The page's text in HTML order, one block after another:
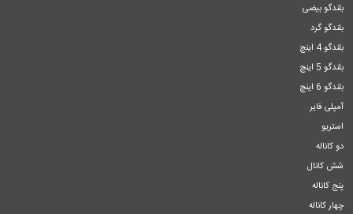
بلندگو بیضی
بلندگو گرد
بلندگو 4 اینچ
بلندگو 5 اینچ
بلندگو 6 اینچ
آمپلی فایر
استریو
دو کاناله
شش کانال
پنج کاناله
چهار کاناله